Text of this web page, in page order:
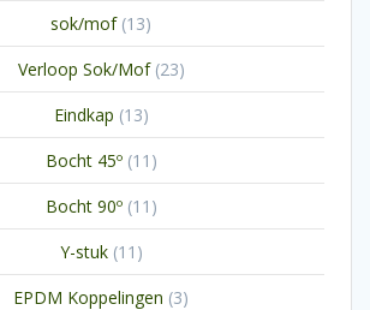
sok/mof 1313
producten
Verloop Sok/Mof 2323
producten
Eindkap 1313
producten
Bocht 45º 11 11
producten
Bocht 90º 11 11
producten
Y-stuk 11 11
producten
EPDM Koppelingen 33